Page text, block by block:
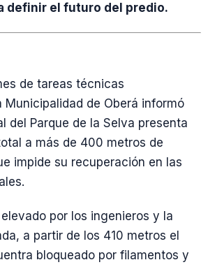
definir el futuro del predio.
de tareas técnicas
Municipalidad de Oberá informó
del Parque de la Selva presenta
a más de 400 metros de
impide su recuperación en las
por los ingenieros y la
a partir de los 410 metros el
bloqueado por filamentos y